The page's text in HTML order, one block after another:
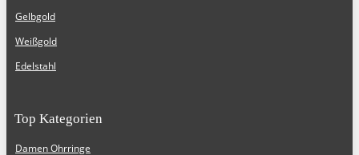
Gelbgold
Weißgold
Edelstahl
Top Kategorien
Damen Ohrringe